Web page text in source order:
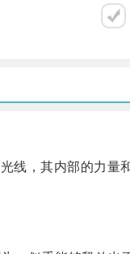
，其内部的力量和